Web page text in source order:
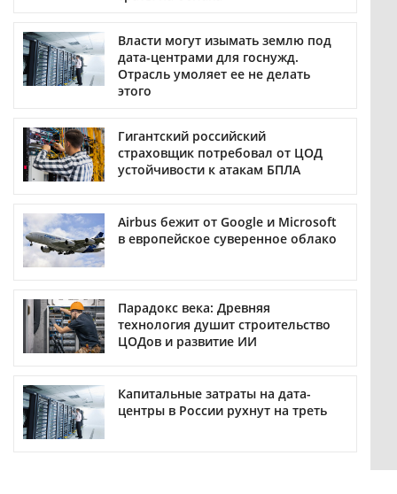
Власти могут изымать землю под
дата-центрами для госнужд.
Отрасль умоляет ее не делать
этого
Гигантский российский
страховщик потребовал от ЦОД
устойчивости к атакам БПЛА
Airbus бежит от Google и Microsoft
в европейское суверенное облако
Парадокс века: Древняя
технология душит строительство
ЦОДов и развитие ИИ
Капитальные затраты на дата-
центры в России рухнут на треть